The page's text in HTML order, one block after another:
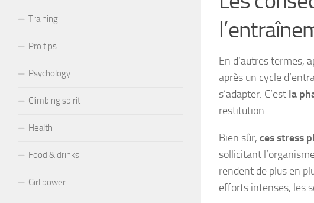
En d’autres termes,
après un cycle
s’adapter. C’est la
restitution.
Bien sûr, ces stress
sollicitant
rendent de plus en
efforts intenses, les
Training
Pro tips
Psychology
Climbing spirit
Health
Food & drinks
Girl power